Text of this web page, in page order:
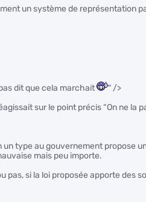
un système de représentation
dit que cela marchait
" />
sur le point précis “On ne la
un type au gouvernement propose
mais peu importe.
pas, si la loi proposée apporte des